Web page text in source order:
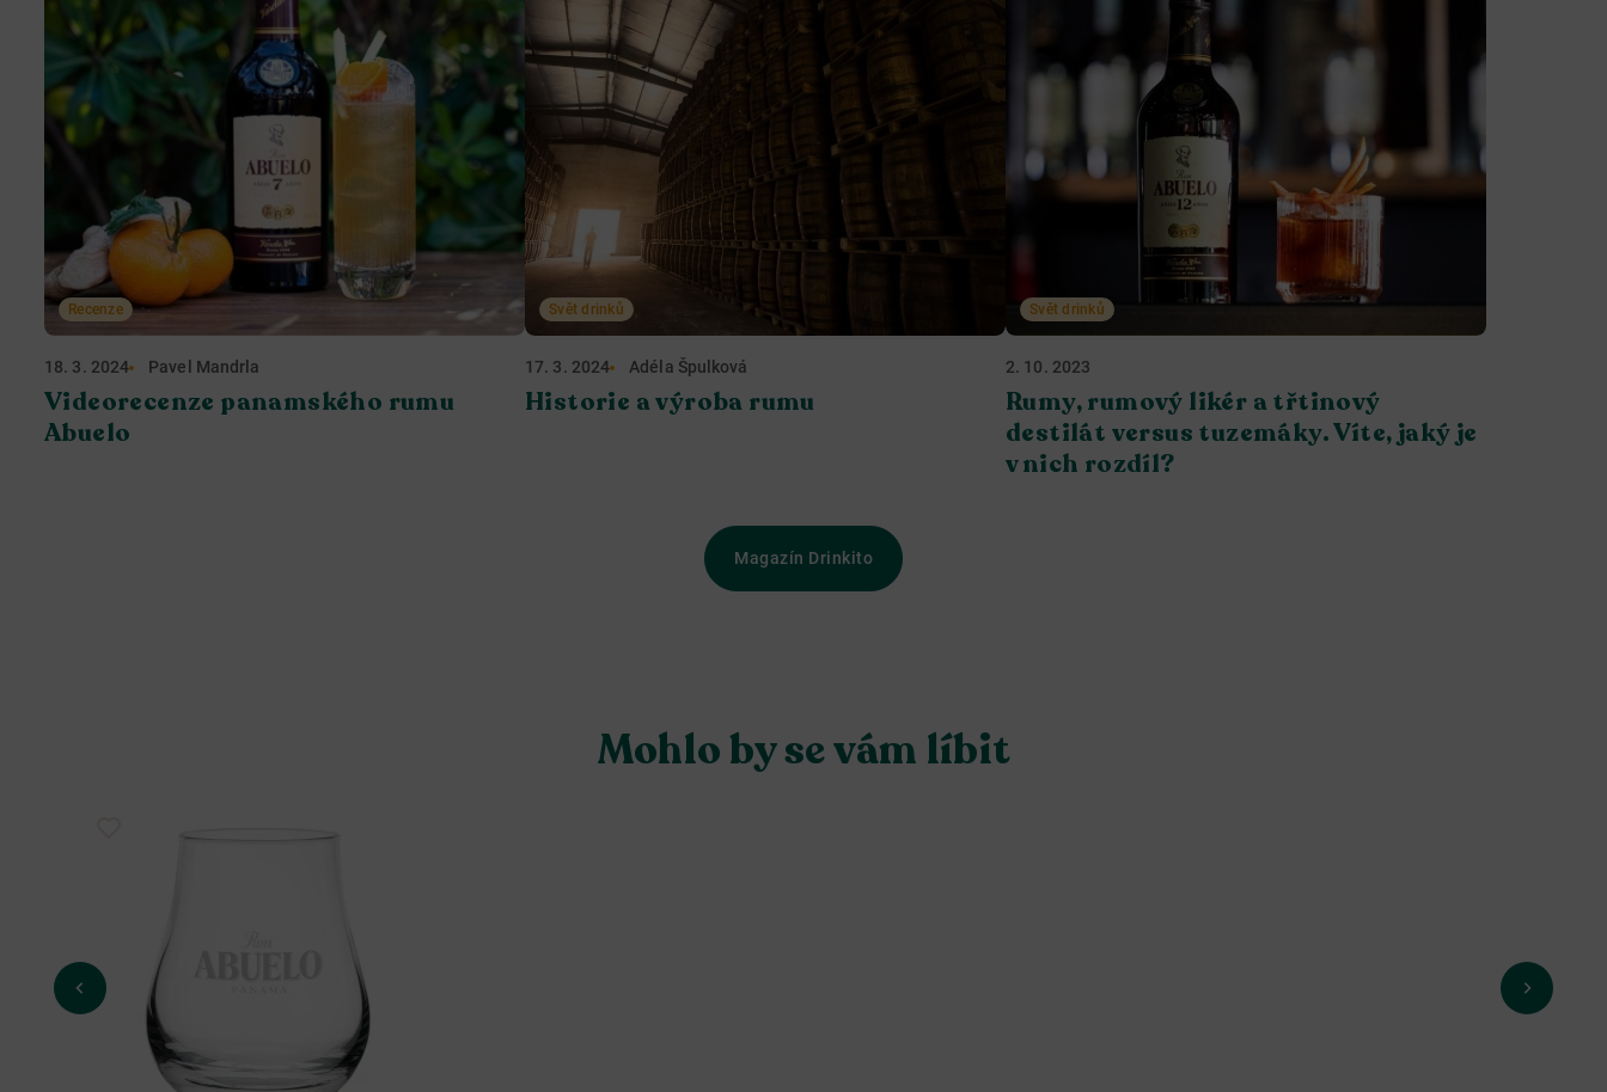
Recenze
18. 3. 2024 Pavel Mandrla
Videorecenze panamského rumu
Abuelo
Svět drinků
17. 3. 2024 Adéla Špulková
Historie a výroba rumu
Svět drinků
2. 10. 2023
Rumy, rumový likér a třtinový
destilát versus tuzemáky. Víte, jaký je
v nich rozdíl?
Magazín Drinkito
Mohlo by se vám líbit